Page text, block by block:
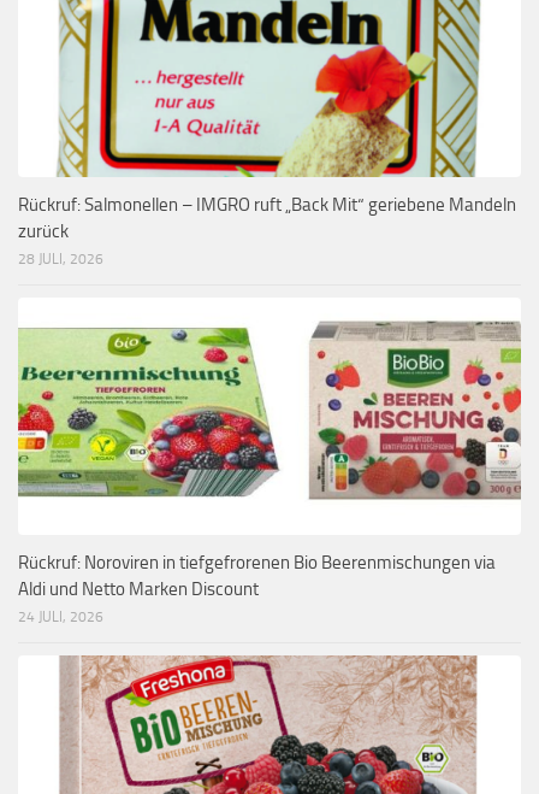
Rückruf: Salmonellen – IMGRO ruft „Back Mit“ geriebene Mandeln
zurück
28 JULI, 2026
Rückruf: Noroviren in tiefgefrorenen Bio Beerenmischungen via
Aldi und Netto Marken Discount
24 JULI, 2026